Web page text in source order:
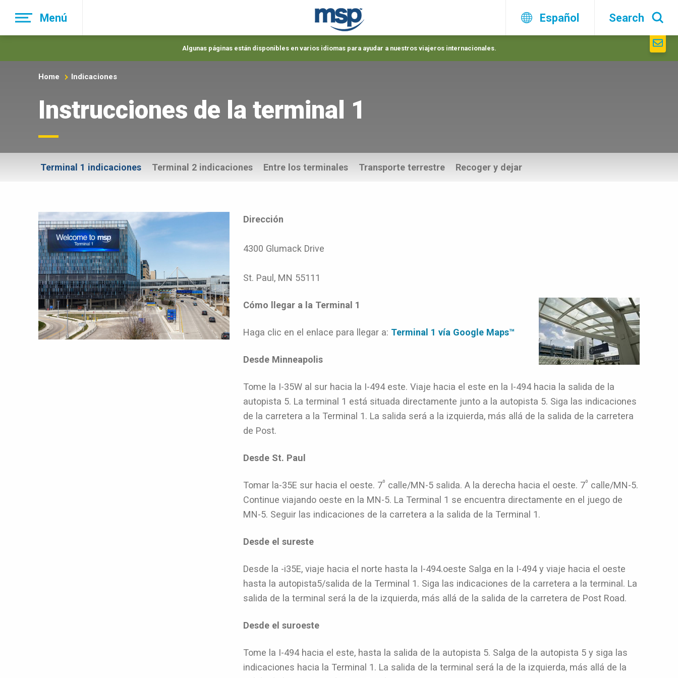
main
Menú Español Search
Algunas páginas están disponibles en varios idiomas para ayudar a nuestros viajeros internacionales.
Home Indicaciones
Instrucciones de la terminal 1
Terminal 1 indicaciones Terminal 2 indicaciones Entre los terminales Transporte terrestre Recoger y dejar
Dirección
4300 Glumack Drive
St. Paul, MN 55111
Cómo llegar a la Terminal 1
Haga clic en el enlace para llegar a: Terminal 1 vía Google Maps™
Desde Minneapolis
Tome la I-35W al sur hacia la I-494 este. Viaje hacia el este en la I-494 hacia la salida de la
autopista 5. La terminal 1 está situada directamente junto a la autopista 5. Siga las indicaciones
de la carretera a la Terminal 1. La salida será a la izquierda, más allá de la salida de la carretera
de Post.
Desde St. Paul
Tomar la-35E sur hacia el oeste. 7º calle/MN-5 salida. A la derecha hacia el oeste. 7º calle/MN-5.
Continue viajando oeste en la MN-5. La Terminal 1 se encuentra directamente en el juego de
MN-5. Seguir las indicaciones de la carretera a la salida de la Terminal 1.
Desde el sureste
Desde la -i35E, viaje hacia el norte hasta la I-494.oeste Salga en la I-494 y viaje hacia el oeste
hasta la autopista5/salida de la Terminal 1. Siga las indicaciones de la carretera a la terminal. La
salida de la terminal será la de la izquierda, más allá de la salida de la carretera de Post Road.
Desde el suroeste
Tome la I-494 hacia el este, hasta la salida de la autopista 5. Salga de la autopista 5 y siga las
indicaciones hacia la Terminal 1. La salida de la terminal será la de la izquierda, más allá de la